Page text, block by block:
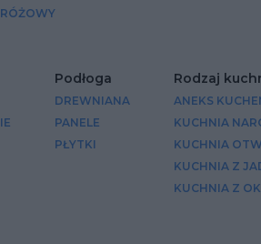
RÓŻOWY
Podłoga
DREWNIANA
PANELE
PŁYTKI
Rodzaj
ANEKS
KUCHNIA
KUCHNIA
KUCHNIA Z
KUCHNIA Z